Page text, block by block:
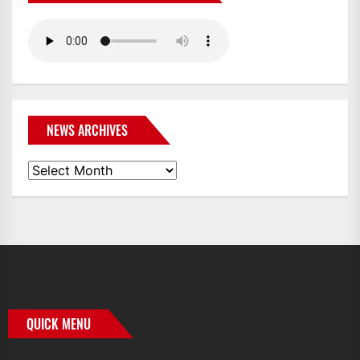
NEWS ARCHIVES
News
QUICK MENU